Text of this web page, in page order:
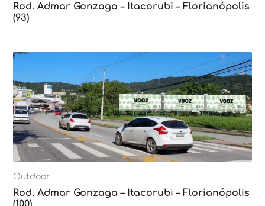
Rod. Admar Gonzaga – Itacorubi – Florianópolis
(93)
Outdoor
Rod. Admar Gonzaga – Itacorubi – Florianópolis